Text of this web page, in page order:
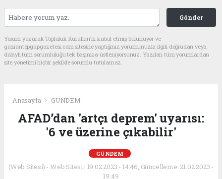
Gönder
Yorum yazarak Topluluk Kuralları’nı kabul etmiş bulunuyor ve
gaziantepgapgazetesi.com sitesine yaptığınız yorumunuzla ilgili doğrudan veya
dolaylı tüm sorumluluğu tek başınıza üstleniyorsunuz. Yazılan tüm yorumlardan
site yönetimi hiçbir şekilde sorumlu tutulamaz.
Anasayfa GÜNDEM
AFAD’dan 'artçı deprem' uyarısı:
'6 ve üzerine çıkabilir'
GÜNDEM
(Web Sitesi) - Web Sitesi | 19.02.2023 - 14:46, Güncelleme: 21.02.2023 -
19:49